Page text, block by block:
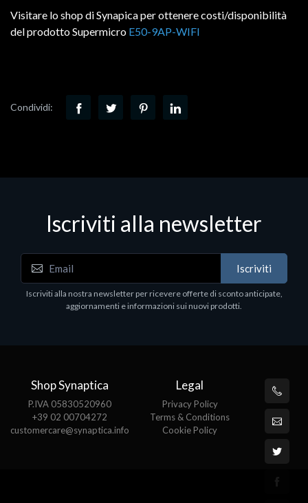
Visitare lo shop di Synapica per ottenere costi/disponibilità
del prodotto Supermicro E50-9AP-WIFI
Condividi:
Iscriviti alla newsletter
Iscriviti
Iscriviti alla nostra newsletter per ricevere offerte di sconto anticipate,
aggiornamenti e informazioni sui nuovi prodotti.
Shop Synaptica
P.IVA 05830520960
+39 02 00704272
customercare@synaptica.info
Legal
Privacy Policy
Terms & Conditions
Cookie Policy